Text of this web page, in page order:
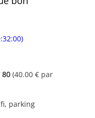
80 (40.00 € par
parking